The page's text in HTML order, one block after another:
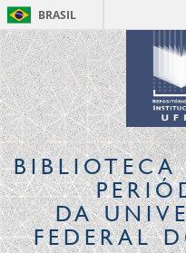
BRASIL
DA
FEDERAL